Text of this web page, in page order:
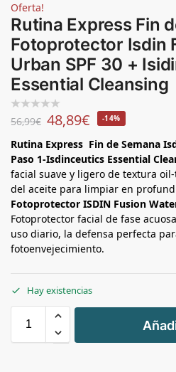
Oferta!
Rutina Express Fin
Fotoprotector Isdin
Urban SPF 30 +
Essential Cleansing
56,99€ 48,89€ -14%
Rutina Express Fin de Semana
Paso 1-Isdinceutics Essential
facial suave y ligero de textura
del aceite para limpiar en
Fotoprotector ISDIN Fusion
Fotoprotector facial de fase
uso diario, la defensa perfecta
fotoenvejecimiento.
Hay existencias
+
-